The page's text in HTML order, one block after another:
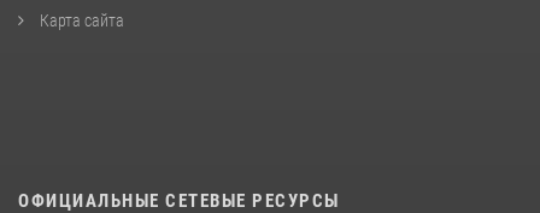
Карта сайта
ОФИЦИАЛЬНЫЕ СЕТЕВЫЕ РЕСУРСЫ